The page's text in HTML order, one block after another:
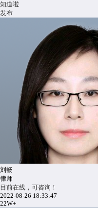
知道啦
发布
刘畅
律师
目前在线，可咨询！
2022-08-26 18:33:47
22W+